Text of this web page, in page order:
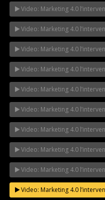
Video: Marketing 4.0
Video: Marketing 4.0
Video: Marketing 4.0
Video: Marketing 4.0
Video: Marketing 4.0
Video: Marketing 4.0
Video: Marketing 4.0
Video: Marketing 4.0
Video: Marketing 4.0
Video: Marketing 4.0